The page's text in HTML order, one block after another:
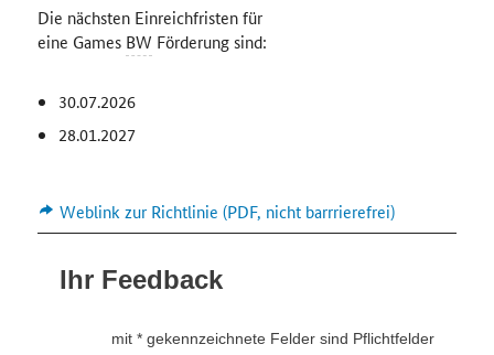
Die nächsten Einreichfristen für
eine Games BW Förderung sind:
30.07.2026
28.01.2027
Weblink zur Richtlinie (PDF, nicht barrrierefrei)